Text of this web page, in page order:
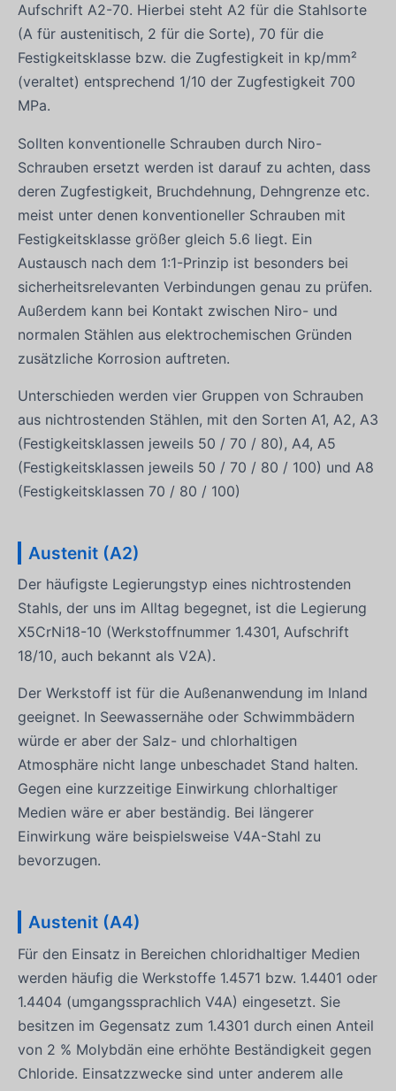
Aufschrift A2-70. Hierbei steht A2 für die Stahlsorte
(A für austenitisch, 2 für die Sorte), 70 für die
Festigkeitsklasse bzw. die Zugfestigkeit in kp/mm²
(veraltet) entsprechend 1/10 der Zugfestigkeit 700
MPa.
Sollten konventionelle Schrauben durch Niro-
Schrauben ersetzt werden ist darauf zu achten, dass
deren Zugfestigkeit, Bruchdehnung, Dehngrenze etc.
meist unter denen konventioneller Schrauben mit
Festigkeitsklasse größer gleich 5.6 liegt. Ein
Austausch nach dem 1:1-Prinzip ist besonders bei
sicherheitsrelevanten Verbindungen genau zu prüfen.
Außerdem kann bei Kontakt zwischen Niro- und
normalen Stählen aus elektrochemischen Gründen
zusätzliche Korrosion auftreten.
Unterschieden werden vier Gruppen von Schrauben
aus nichtrostenden Stählen, mit den Sorten A1, A2, A3
(Festigkeitsklassen jeweils 50 / 70 / 80), A4, A5
(Festigkeitsklassen jeweils 50 / 70 / 80 / 100) und A8
(Festigkeitsklassen 70 / 80 / 100)
Austenit (A2)
Der häufigste Legierungstyp eines nichtrostenden
Stahls, der uns im Alltag begegnet, ist die Legierung
X5CrNi18-10 (Werkstoffnummer 1.4301, Aufschrift
18/10, auch bekannt als V2A).
Der Werkstoff ist für die Außenanwendung im Inland
geeignet. In Seewassernähe oder Schwimmbädern
würde er aber der Salz- und chlorhaltigen
Atmosphäre nicht lange unbeschadet Stand halten.
Gegen eine kurzzeitige Einwirkung chlorhaltiger
Medien wäre er aber beständig. Bei längerer
Einwirkung wäre beispielsweise V4A-Stahl zu
bevorzugen.
Austenit (A4)
Für den Einsatz in Bereichen chloridhaltiger Medien
werden häufig die Werkstoffe 1.4571 bzw. 1.4401 oder
1.4404 (umgangssprachlich V4A) eingesetzt. Sie
besitzen im Gegensatz zum 1.4301 durch einen Anteil
von 2 % Molybdän eine erhöhte Beständigkeit gegen
Chloride. Einsatzzwecke sind unter anderem alle